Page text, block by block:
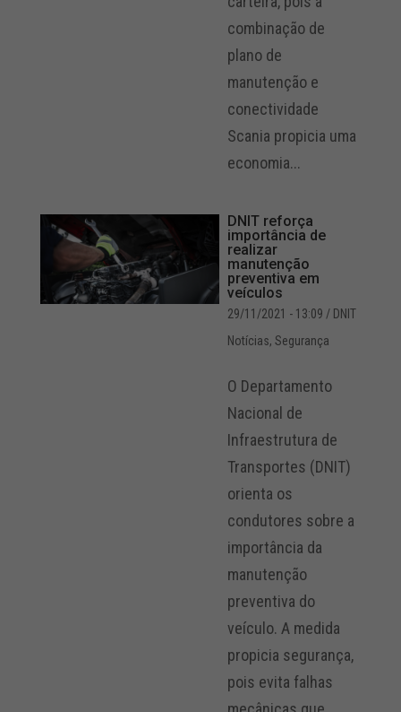
combinação de
plano de
manutenção e
conectividade
Scania propicia uma
economia...
DNIT reforça
importância de
realizar
manutenção
preventiva em
veículos
29/11/2021 - 13:09 / DNIT
Notícias, Segurança
O Departamento
Nacional de
Infraestrutura de
Transportes (DNIT)
orienta os
condutores sobre a
importância da
manutenção
preventiva do
veículo. A medida
propicia segurança,
pois evita falhas